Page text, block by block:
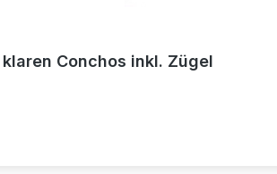
Conchos inkl. Zügel